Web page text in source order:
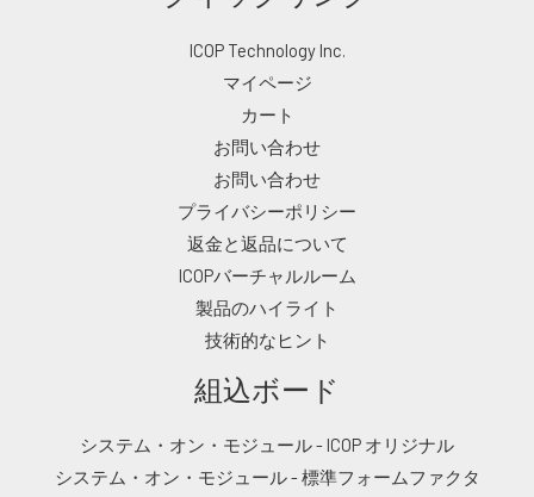
ICOP Technology Inc.
マイページ
カート
お問い合わせ
お問い合わせ
プライバシーポリシー
返金と返品について
ICOPバーチャルルーム
製品のハイライト
技術的なヒント
組込ボード
システム・オン・モジュール - ICOP オリジナル
システム・オン・モジュール - 標準フォームファクタ